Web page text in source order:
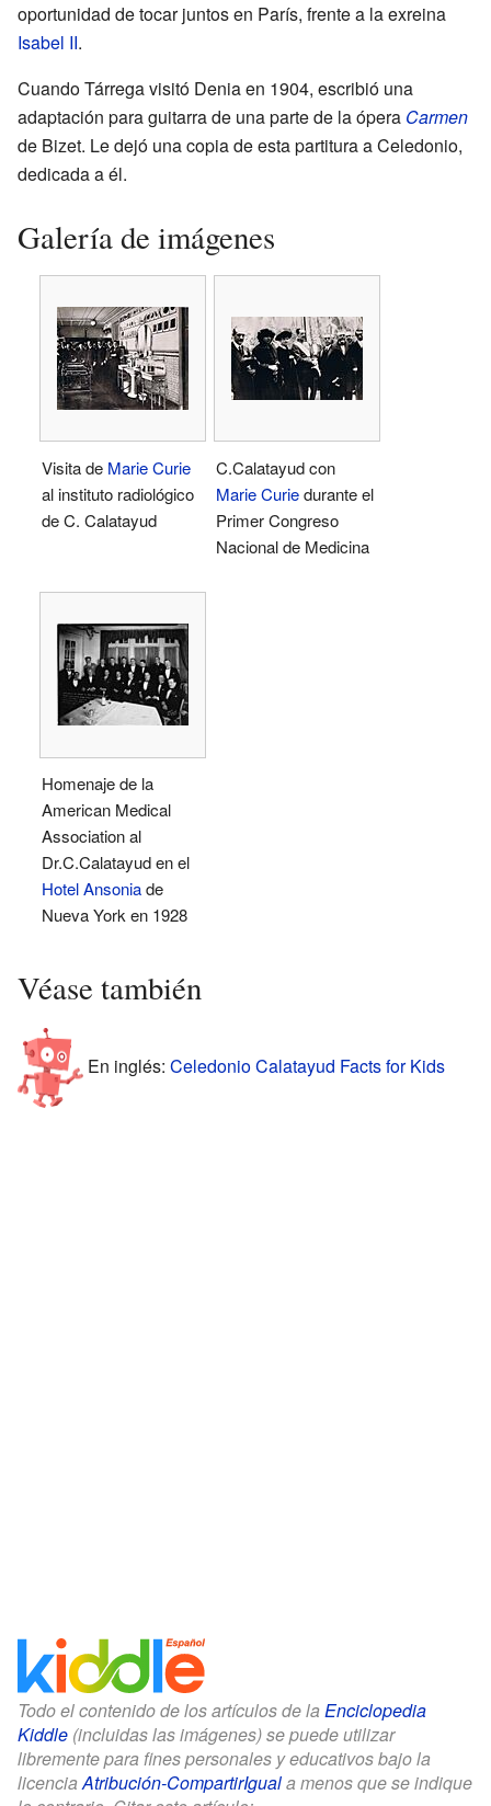
oportunidad de tocar juntos en París, frente a la exreina
Isabel II.
Cuando Tárrega visitó Denia en 1904, escribió una
adaptación para guitarra de una parte de la ópera Carmen
de Bizet. Le dejó una copia de esta partitura a Celedonio,
dedicada a él.
Galería de imágenes
Visita de Marie Curie
al instituto radiológico
de C. Calatayud
C.Calatayud con
Marie Curiedurante el
Primer Congreso
Nacional de Medicina
Homenaje de la
American Medical
Association al
Dr.C.Calatayud en el
Hotel Ansoniade
Nueva York en 1928
Véase también
En inglés: Celedonio Calatayud Facts for Kids
Todo el contenido de los artículos de la Enciclopedia
Kiddle (incluidas las imágenes) se puede utilizar
libremente para fines personales y educativos bajo la
licenciaAtribución-CompartirIguala menos que se indique